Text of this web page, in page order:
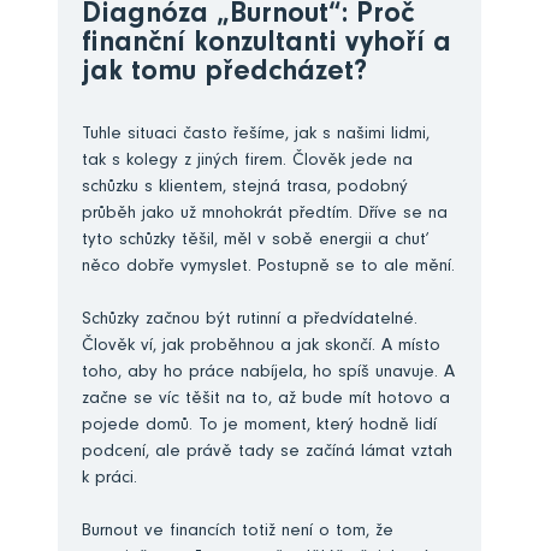
Diagnóza „Burnout“: Proč
finanční konzultanti vyhoří a
jak tomu předcházet?
Tuhle situaci často řešíme, jak s našimi lidmi,
tak s kolegy z jiných firem. Člověk jede na
schůzku s klientem, stejná trasa, podobný
průběh jako už mnohokrát předtím. Dříve se na
tyto schůzky těšil, měl v sobě energii a chuť
něco dobře vymyslet. Postupně se to ale mění.
Schůzky začnou být rutinní a předvídatelné.
Člověk ví, jak proběhnou a jak skončí. A místo
toho, aby ho práce nabíjela, ho spíš unavuje. A
začne se víc těšit na to, až bude mít hotovo a
pojede domů. To je moment, který hodně lidí
podcení, ale právě tady se začíná lámat vztah
k práci.
Burnout ve financích totiž není o tom, že